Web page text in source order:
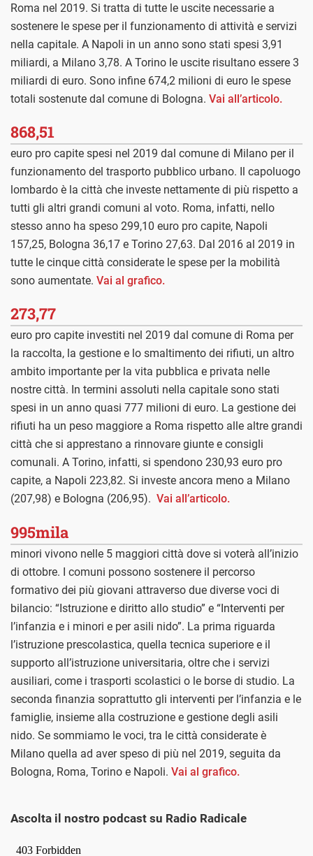
Roma nel 2019. Si tratta di tutte le uscite necessarie a
sostenere le spese per il funzionamento di attività e servizi
nella capitale. A Napoli in un anno sono stati spesi 3,91
miliardi, a Milano 3,78. A Torino le uscite risultano essere 3
miliardi di euro. Sono infine 674,2 milioni di euro le spese
totali sostenute dal comune di Bologna. Vai all’articolo.
868,51
euro pro capite spesi nel 2019 dal comune di Milano per il
funzionamento del trasporto pubblico urbano. Il capoluogo
lombardo è la città che investe nettamente di più rispetto a
tutti gli altri grandi comuni al voto. Roma, infatti, nello
stesso anno ha speso 299,10 euro pro capite, Napoli
157,25, Bologna 36,17 e Torino 27,63. Dal 2016 al 2019 in
tutte le cinque città considerate le spese per la mobilità
sono aumentate. Vai al grafico.
273,77
euro pro capite investiti nel 2019 dal comune di Roma per
la raccolta, la gestione e lo smaltimento dei rifiuti, un altro
ambito importante per la vita pubblica e privata nelle
nostre città. In termini assoluti nella capitale sono stati
spesi in un anno quasi 777 milioni di euro. La gestione dei
rifiuti ha un peso maggiore a Roma rispetto alle altre grandi
città che si apprestano a rinnovare giunte e consigli
comunali. A Torino, infatti, si spendono 230,93 euro pro
capite, a Napoli 223,82. Si investe ancora meno a Milano
(207,98) e Bologna (206,95). Vai all’articolo.
995mila
minori vivono nelle 5 maggiori città dove si voterà all’inizio
di ottobre. I comuni possono sostenere il percorso
formativo dei più giovani attraverso due diverse voci di
bilancio: “Istruzione e diritto allo studio” e “Interventi per
l’infanzia e i minori e per asili nido”. La prima riguarda
l’istruzione prescolastica, quella tecnica superiore e il
supporto all’istruzione universitaria, oltre che i servizi
ausiliari, come i trasporti scolastici o le borse di studio. La
seconda finanzia soprattutto gli interventi per l’infanzia e le
famiglie, insieme alla costruzione e gestione degli asili
nido. Se sommiamo le voci, tra le città considerate è
Milano quella ad aver speso di più nel 2019, seguita da
Bologna, Roma, Torino e Napoli. Vai al grafico.
Ascolta il nostro podcast su Radio Radicale